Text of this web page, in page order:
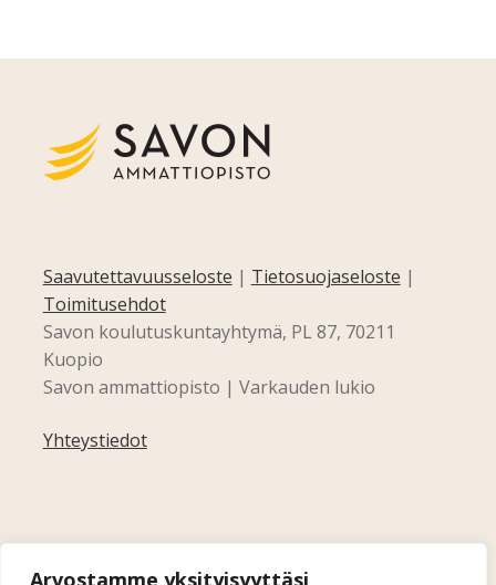
Arvostamme yksityisyyttäsi
Saavutettavuusseloste | Tietosuojaseloste |
Toimitusehdot
Savon koulutuskuntayhtymä, PL 87, 70211
Kuopio
Savon ammattiopisto | Varkauden lukio
Yhteystiedot